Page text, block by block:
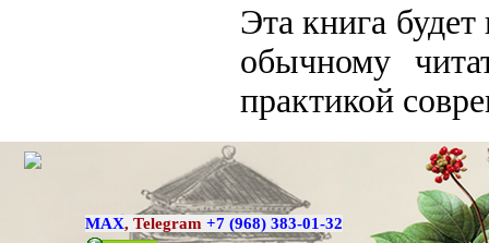
Эта книга
обычному
практикой
MAX, Telegram +7 (968) 383-01-32